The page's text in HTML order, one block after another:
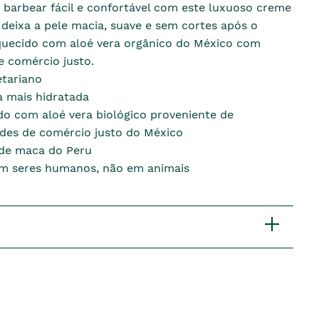
fácil e confortável com este luxuoso creme
a pele macia, suave e sem cortes após o
com aloé vera orgânico do México com
comércio justo.
mais hidratada
com aloé vera biológico proveniente de
de comércio justo do México
maca do Peru
seres humanos, não em animais